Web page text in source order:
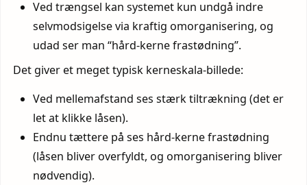
Ved trængsel kan systemet kun undgå indre
selvmodsigelse via kraftig omorganisering, og
udad ser man “hård-kerne frastødning”.
Det giver et meget typisk kerneskala-billede:
Ved mellemafstand ses stærk tiltrækning (det er
let at klikke låsen).
Endnu tættere på ses hård-kerne frastødning
(låsen bliver overfyldt, og omorganisering bliver
nødvendig).